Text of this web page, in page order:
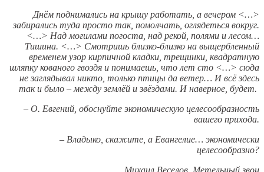
Днём поднимались на крышу работать, а вечером <…>
забирались туда просто так, помолчать, оглядеться вокруг.
<…> Над могилами погоста, над рекой, полями и лесом…
Тишина. <…> Смотришь близко-близко на выщербленный
временем узор кирпичной кладки, трещинки, квадратную
шляпку кованого гвоздя и понимаешь, что лет сто <…> сюда
не заглядывал никто, только птицы да ветер… И всё здесь
так и было – между землёй и звёздами. И наверное, будет.
– О. Евгений, обоснуйте экономическую целесообразность
вашего прихода.
– Владыко, скажите, а Евангелие… экономически
целесообразно?
Михаил Веселов. Метельный звон